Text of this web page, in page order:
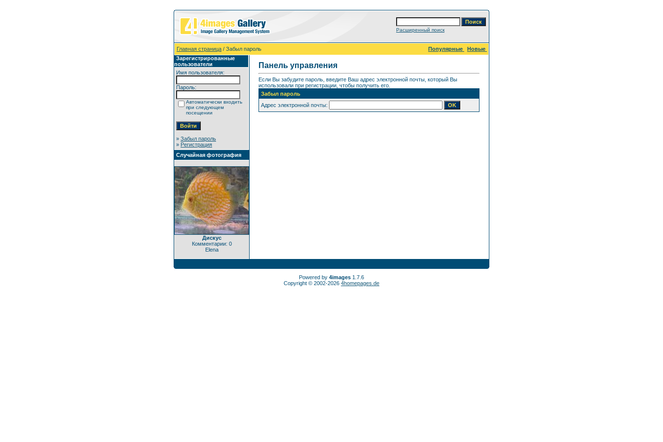
Расширенный поиск
Главная страница / Забыл пароль Популярные
Новые
Зарегистрированные
пользователи
Имя пользователя:
Пароль:
Автоматически входить
при следующем
посещении
» Забыл пароль
» Регистрация
Случайная фотография
Дискус
Комментарии: 0
Elena
Панель управления
Если Вы забудите пароль, введите Ваш адрес электронной почты, который Вы
использовали при регистрации, чтобы получить его.
Забыл пароль
Адрес электронной почты:
Powered by 4images 1.7.6
Copyright © 2002-2026 4homepages.de